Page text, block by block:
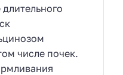
числе почек.